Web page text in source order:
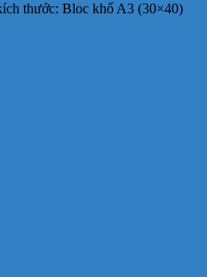
thước: Bloc khổ A3 (30×40)